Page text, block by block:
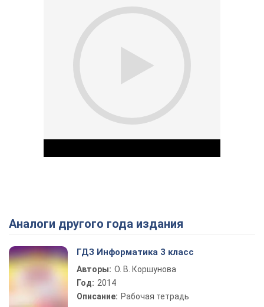
Play Video
Аналоги другого года издания
ГДЗ Информатика 3 класс
Авторы: О. В. Коршунова
Год: 2014
Описание: Рабочая тетрадь